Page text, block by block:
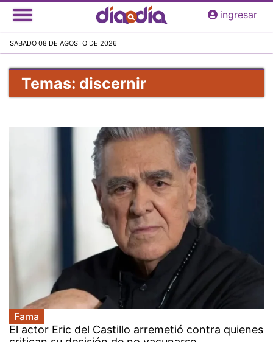
Pasar
al
principal
ingresar
SABADO 08 DE AGOSTO DE 2026
Temas: discernir
Fama
El actor Eric del Castillo arremetió contra quienes